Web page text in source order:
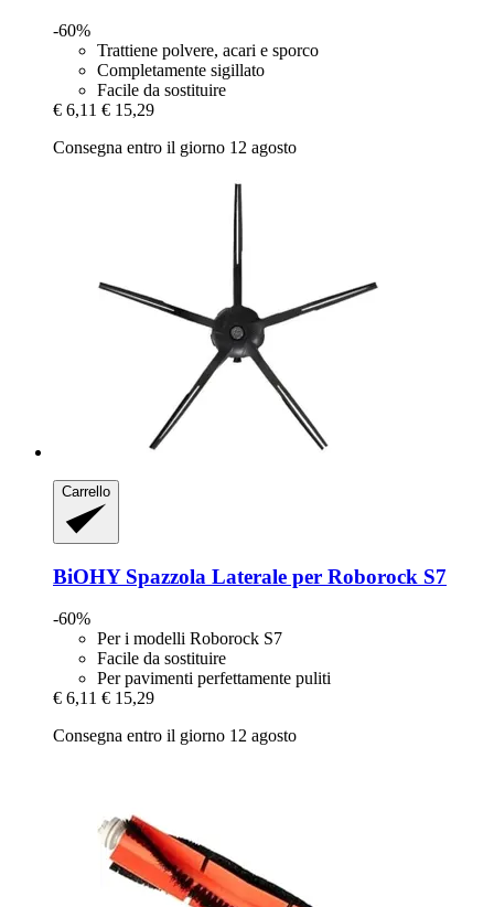
-60%
Trattiene polvere, acari e sporco
Completamente sigillato
Facile da sostituire
€ 6,11 € 15,29
Consegna entro il giorno 12 agosto
Carrello
BiOHYSpazzola Laterale per Roborock S7
-60%
Per i modelli Roborock S7
Facile da sostituire
Per pavimenti perfettamente puliti
€ 6,11 € 15,29
Consegna entro il giorno 12 agosto